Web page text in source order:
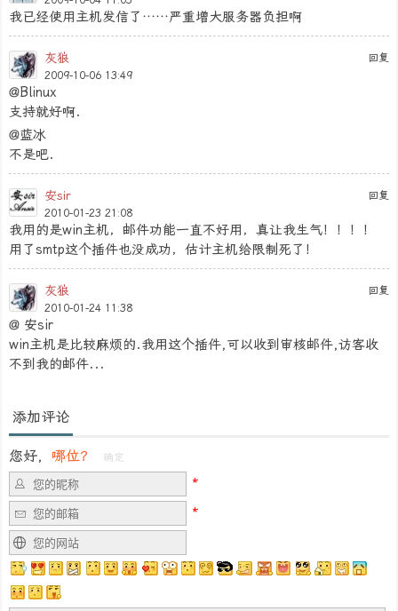
我已经使用主机发信了……严重增大服务器负担啊
回复
灰狼
2009-10-06 13:49
@Blinux
支持就好啊.
@蓝冰
不是吧.
回复
安sir
2010-01-23 21:08
我用的是win主机，邮件功能一直不好用，真让我生气！！！！
用了smtp这个插件也没成功，估计主机给限制死了！
回复
灰狼
2010-01-24 11:38
@ 安sir
win主机是比较麻烦的.我用这个插件,可以收到审核邮件,访客收
不到我的邮件...
添加评论
您好， 哪位？ 确定